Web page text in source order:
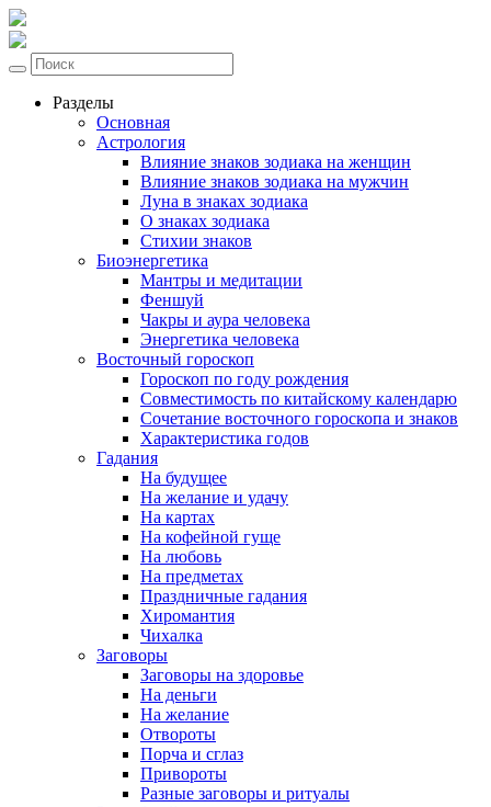
Разделы
Основная
Астрология
Влияние знаков зодиака на женщин
Влияние знаков зодиака на мужчин
Луна в знаках зодиака
О знаках зодиака
Стихии знаков
Биоэнергетика
Мантры и медитации
Феншуй
Чакры и аура человека
Энергетика человека
Восточный гороскоп
Гороскоп по году рождения
Совместимость по китайскому календарю
Сочетание восточного гороскопа и знаков
Характеристика годов
Гадания
На будущее
На желание и удачу
На картах
На кофейной гуще
На любовь
На предметах
Праздничные гадания
Хиромантия
Чихалка
Заговоры
Заговоры на здоровье
На деньги
На желание
Отвороты
Порча и сглаз
Привороты
Разные заговоры и ритуалы